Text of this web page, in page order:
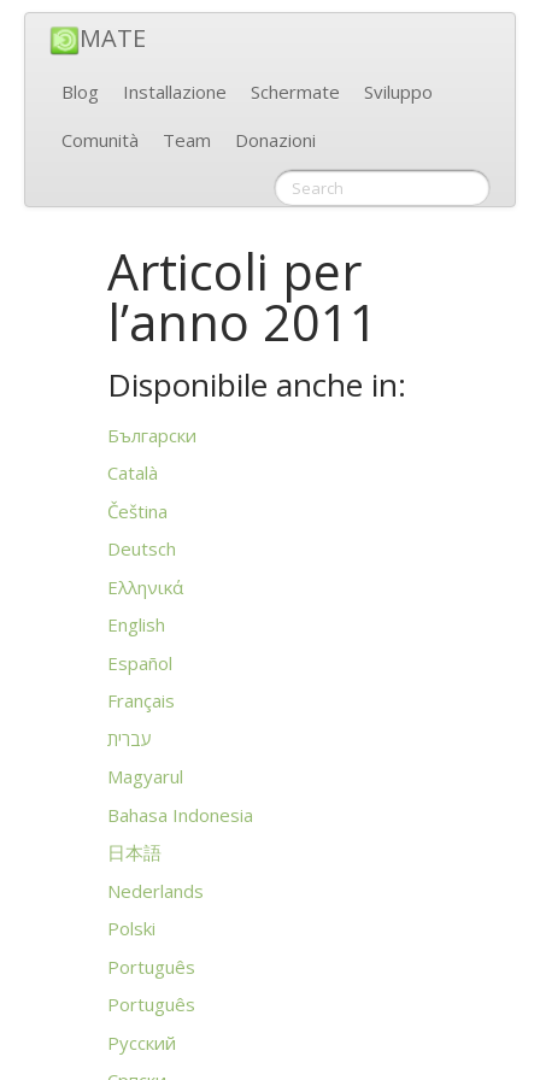
MATE
Blog Installazione Schermate
Sviluppo
Comunità
Team Donazioni
Articoli per
l’anno 2011
Disponibile anche in:
Български
Català
Čeština
Deutsch
Ελληνικά
English
Español
Français
עברית
Magyarul
Bahasa Indonesia
日本語
Nederlands
Polski
Português
Português
Русский